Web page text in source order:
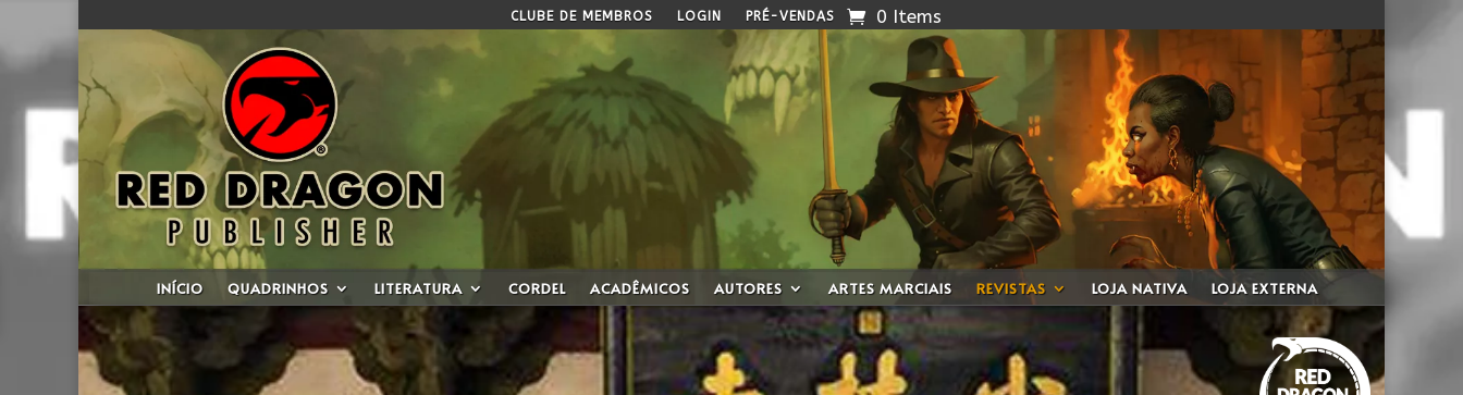
CLUBE DE MEMBROS LOGIN PRÉ-VENDAS 0 Items
INÍCIO QUADRINHOS LITERATURA CORDEL ACADÊMICOS AUTORES ARTES MARCIAIS REVISTAS LOJA NATIVA LOJA EXTERNA